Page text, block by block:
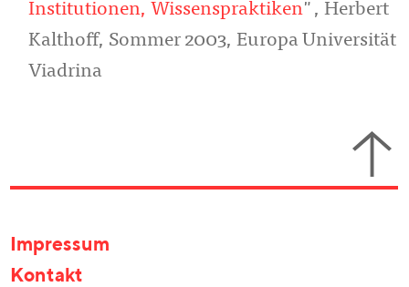
Institutionen, Wissenspraktiken", Herbert
Kalthoff, Sommer 2003, Europa Universität
Viadrina
Impressum
Kontakt